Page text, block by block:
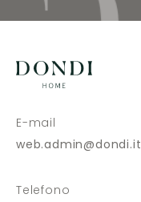
E-mail
web.admin@dondi.it
Telefono